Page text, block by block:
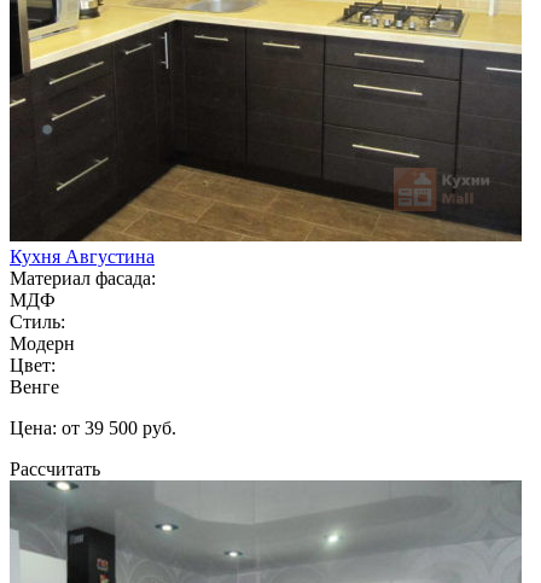
Кухня Августина
Материал фасада:
МДФ
Стиль:
Модерн
Цвет:
Венге
Цена: от 39 500 руб.
Рассчитать